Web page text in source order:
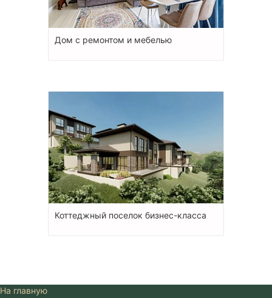
Дом с ремонтом и мебелью
Коттеджный поселок бизнес-класса
На главную